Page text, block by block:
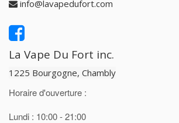
info@lavapedufort.com
La Vape Du Fort inc.
1225 Bourgogne, Chambly
Horaire d'ouverture :
Lundi : 10:00 - 21:00